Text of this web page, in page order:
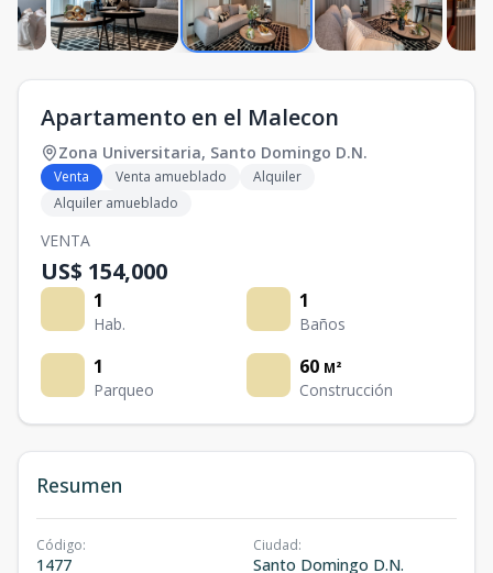
Apartamento en el Malecon
Zona Universitaria, Santo Domingo D.N.
Venta Venta amueblado
Alquiler
Alquiler amueblado
VENTA
US$ 154,000
1
Hab.
1
Baños
1
Parqueo
60 M²
Construcción
Resumen
Código:
1477
Ciudad:
Santo Domingo D.N.